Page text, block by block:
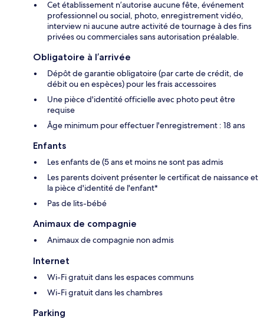
Cet établissement n’autorise aucune fête, événement
professionnel ou social, photo, enregistrement vidéo,
interview ni aucune autre activité de tournage à des fins
privées ou commerciales sans autorisation préalable.
Obligatoire à l’arrivée
Dépôt de garantie obligatoire (par carte de crédit, de
débit ou en espèces) pour les frais accessoires
Une pièce d'identité officielle avec photo peut être
requise
Âge minimum pour effectuer l'enregistrement : 18 ans
Enfants
Les enfants de (5 ans et moins ne sont pas admis
Les parents doivent présenter le certificat de naissance et
la pièce d'identité de l'enfant*
Pas de lits-bébé
Animaux de compagnie
Animaux de compagnie non admis
Internet
Wi-Fi gratuit dans les espaces communs
Wi-Fi gratuit dans les chambres
Parking